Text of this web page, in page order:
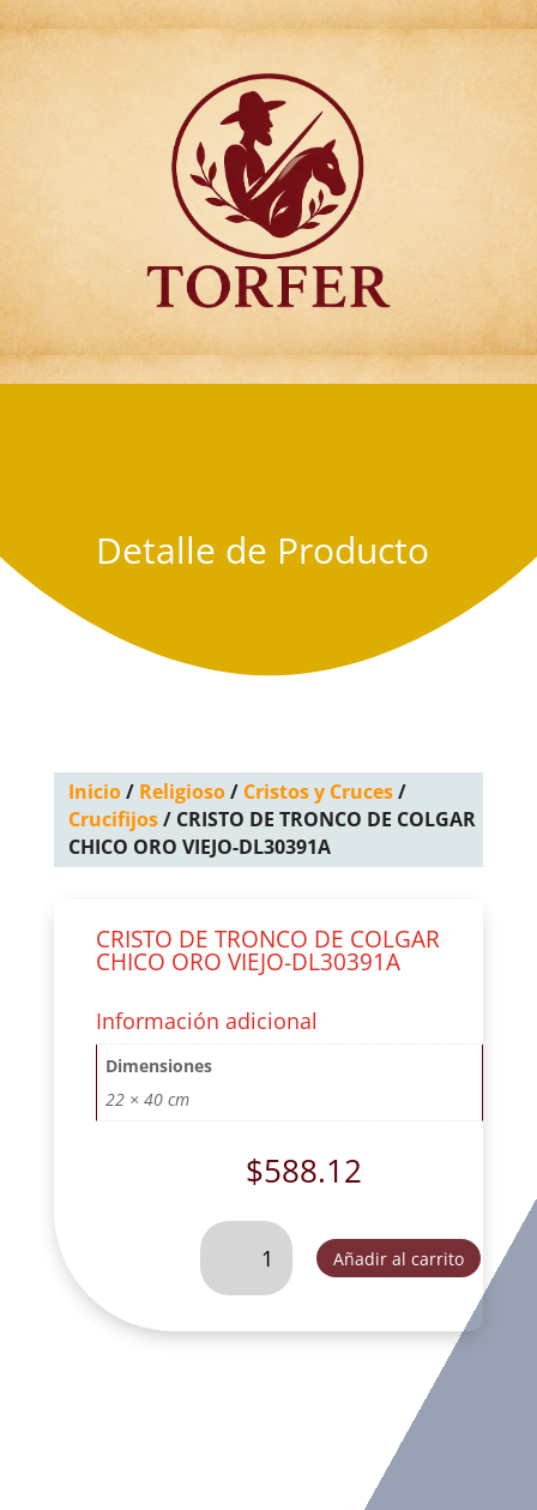
Articulos para
Regalo Torfer.
Detalle de Producto
Inicio/ Religioso/ Cristos y Cruces/
Crucifijos/ CRISTO DE TRONCO DE COLGAR
CHICO ORO VIEJO-DL30391A
CRISTO DE TRONCO DE COLGAR
CHICO ORO VIEJO-DL30391A
Información adicional
Dimensiones
22 × 40 cm
$588.12
CRISTO
TRONCO
COLGAR
Añadir al carrito